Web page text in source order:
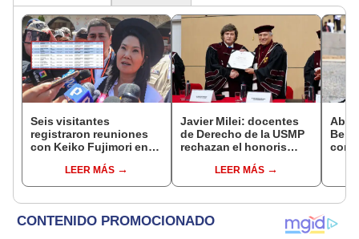
Seis visitantes
registraron reuniones
con Keiko Fujimori en
presidenta se
encontraba en Junín
LEER MÁS
Javier Milei: docentes
de Derecho de la USMP
rechazan el honoris
presidente de Argentina
LEER MÁS